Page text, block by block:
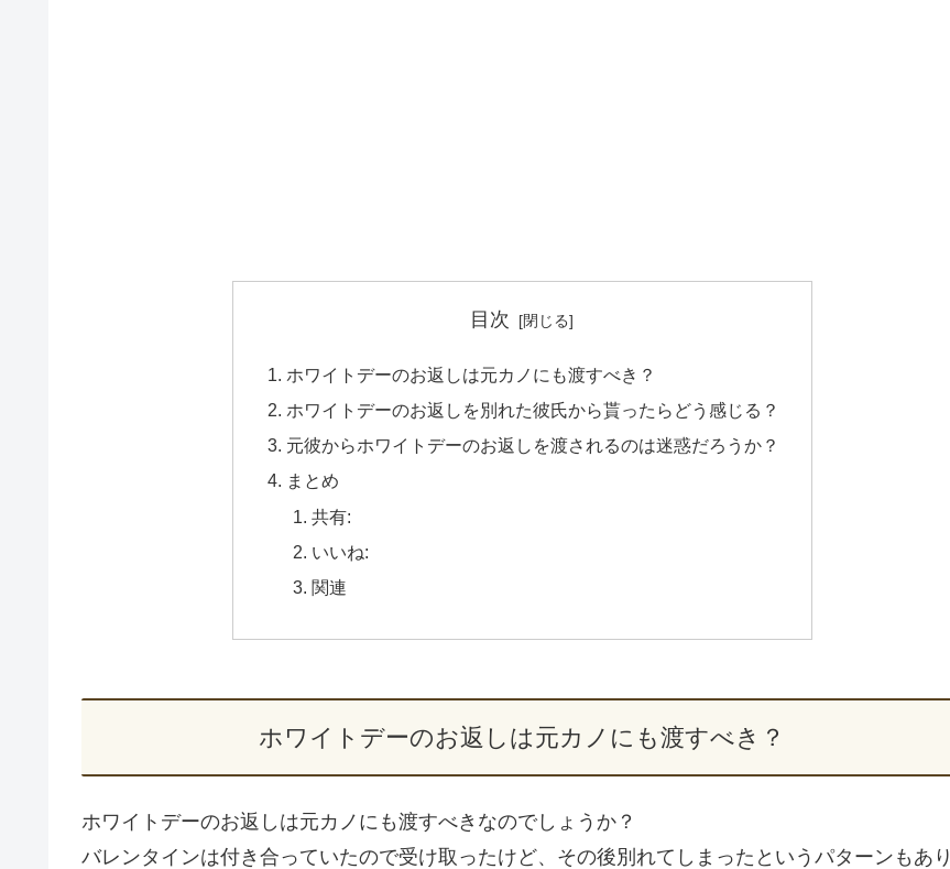
目次
ホワイトデーのお返しは元カノにも渡すべき？
ホワイトデーのお返しを別れた彼氏から貰ったらどう感じる？
元彼からホワイトデーのお返しを渡されるのは迷惑だろうか？
まとめ
共有:
いいね:
関連
ホワイトデーのお返しは元カノにも渡すべき？
ホワイトデーのお返しは元カノにも渡すべきなのでしょうか？
バレンタインは付き合っていたので受け取ったけど、その後別れてしまったというパターンもあり